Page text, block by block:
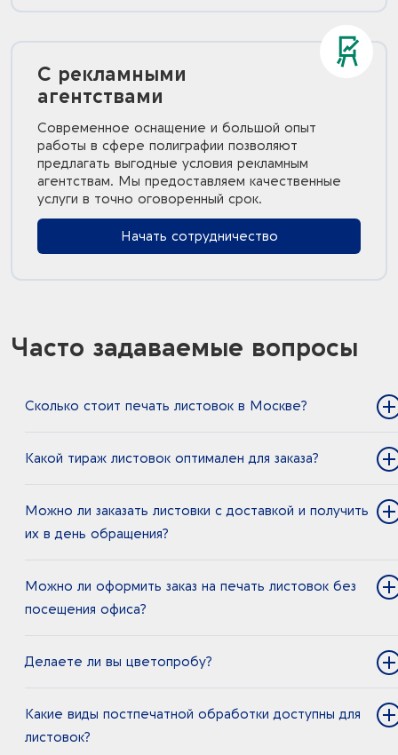
С рекламными
агентствами
Современное оснащение и большой опыт
работы в сфере полиграфии позволяют
предлагать выгодные условия рекламным
агентствам. Мы предоставляем качественные
услуги в точно оговоренный срок.
Начать сотрудничество
Часто задаваемые вопросы
Сколько стоит печать листовок в Москве?
Какой тираж листовок оптимален для заказа?
Можно ли заказать листовки с доставкой и получить
их в день обращения?
Можно ли оформить заказ на печать листовок без
посещения офиса?
Делаете ли вы цветопробу?
Какие виды постпечатной обработки доступны для
листовок?